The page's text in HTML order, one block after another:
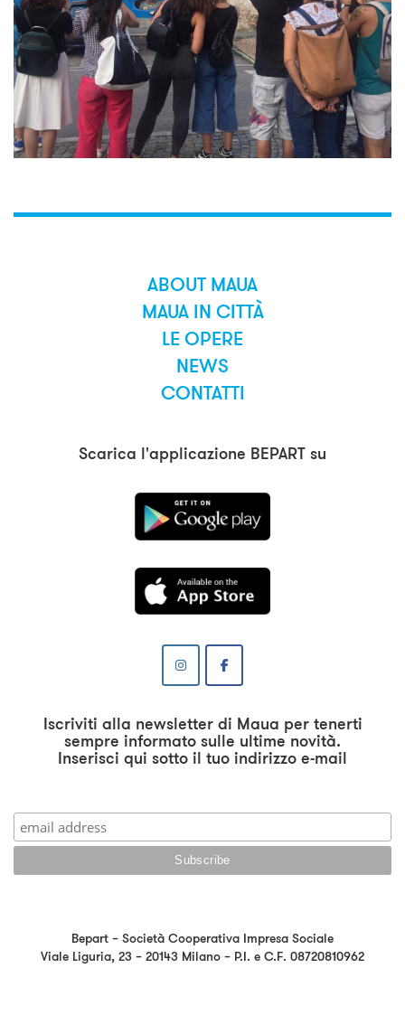
ABOUT MAUA
MAUA IN CITTÀ
LE OPERE
NEWS
CONTATTI
Scarica l'applicazione BEPART su
Iscriviti alla newsletter di Maua per tenerti
sempre informato sulle ultime novità.
Inserisci qui sotto il tuo indirizzo e-mail
Bepart – Società Cooperativa Impresa Sociale
Viale Liguria, 23 – 20143 Milano – P.I. e C.F. 08720810962